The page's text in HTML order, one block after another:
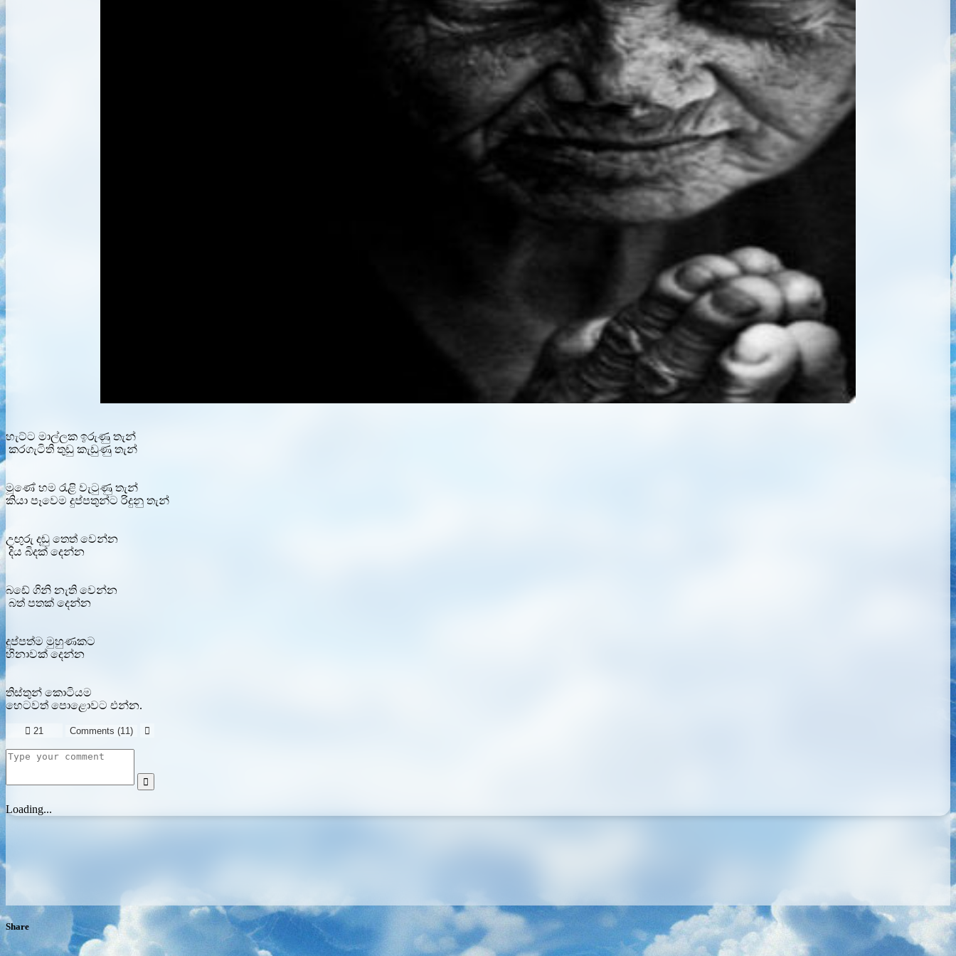
හැට්ට මාල්ලක ඉරුණු තැන්
කරගැටිති තුඩු කැඩුණු තැන්
මූණේ හම රැළි වැටුණු තැන්
කියා පෑවෙම දුප්පතුන්ට රිදුනු තැන්
උඟුරු දඬු තෙත් වෙන්න
දිය බිදක් දෙන්න
බඩේ ගිනි නැති වෙන්න
බත් පතක් දෙන්න
දුප්පත්ම මුහුණකට
හිනාවක් දෙන්න
තිස්තුන් කොටියම
හෙටවත් පොළොවට එන්න.
 21 Comments (11) 

Loading...
Share